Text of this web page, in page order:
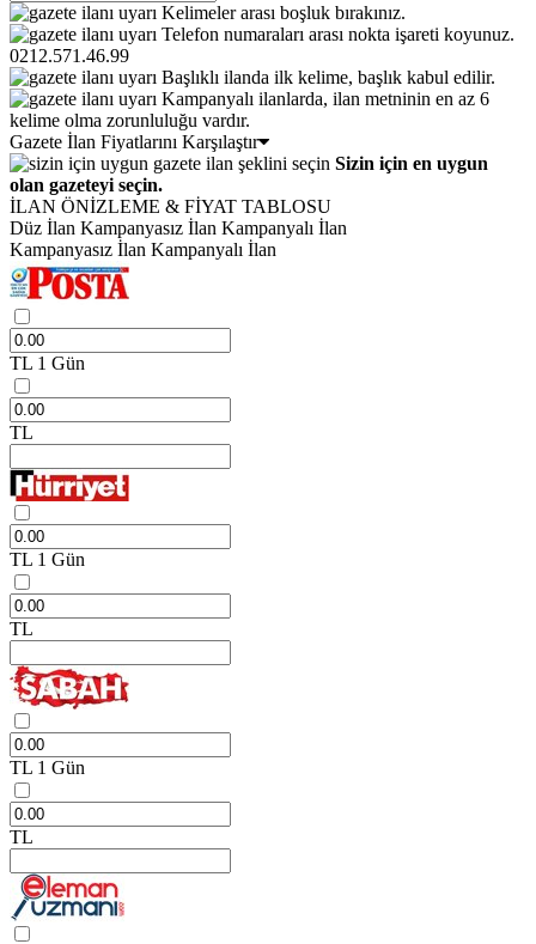
Kelimeler arası boşluk bırakınız.
Telefon numaraları arası nokta işareti koyunuz.
0212.571.46.99
Başlıklı ilanda ilk kelime, başlık kabul edilir.
Kampanyalı ilanlarda, ilan metninin en az 6
kelime olma zorunluluğu vardır.
Gazete İlan Fiyatlarını Karşılaştır
Sizin için en uygun
olan gazeteyi seçin.
İLAN ÖNİZLEME & FİYAT TABLOSU
Düz İlan Kampanyasız İlan Kampanyalı İlan
Kampanyasız İlan Kampanyalı İlan
TL 1 Gün
TL
TL 1 Gün
TL
TL 1 Gün
TL